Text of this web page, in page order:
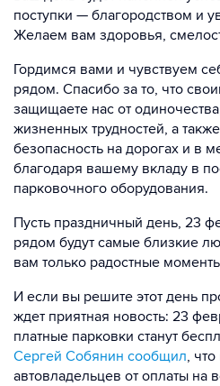
поступки — благородством и
Желаем вам здоровья,
Гордимся вами и чувствуем
рядом. Спасибо за то, что
защищаете нас от
жизненных трудностей, а
безопасность на дорогах и в
благодаря вашему вкладу в
парковочного оборудования.
Пусть праздничный день, 23
рядом будут самые близкие
вам только радостные
И если вы решите этот день
ждет приятная новость: 23
платные парковки станут
Сергей Собянин сообщил,
автовладельцев от оплаты на